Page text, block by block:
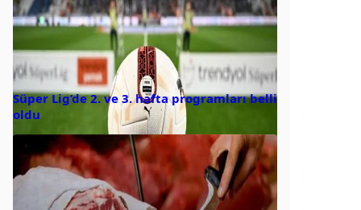
Süper Lig’de 2. ve 3. hafta programları belli
oldu